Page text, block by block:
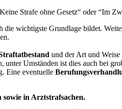
Strafe ohne Gesetz“ oder “Im
wichtigste Grundlage bildet.
und der Art und
Umständen ist dies auch bei
Eine eventuelle
sowie in Arztstrafsachen.